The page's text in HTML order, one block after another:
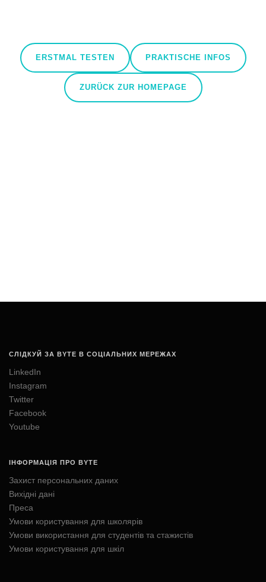
ERSTMAL TESTEN PRAKTISCHE INFOS
ZURÜCK ZUR HOMEPAGE
СЛІДКУЙ ЗА BYTE В СОЦІАЛЬНИХ МЕРЕЖАХ
LinkedIn
Instagram
Twitter
Facebook
Youtube
ІНФОРМАЦІЯ ПРО BYTE
Захист персональних даних
Вихідні дані
Преса
Умови користування для школярів
Умови використання для студентів та стажистів
Умови користування для шкіл